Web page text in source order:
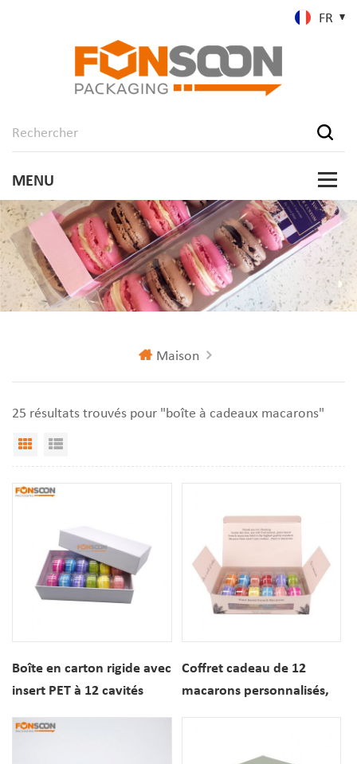
FR
Maison
25 résultats trouvés pour "boîte à cadeaux macarons"
Vue Grille
Boîte en carton rigide avec
insert PET à 12 cavités
macarons haut de gamme
Coffret cadeau de 12
macarons personnalisés,